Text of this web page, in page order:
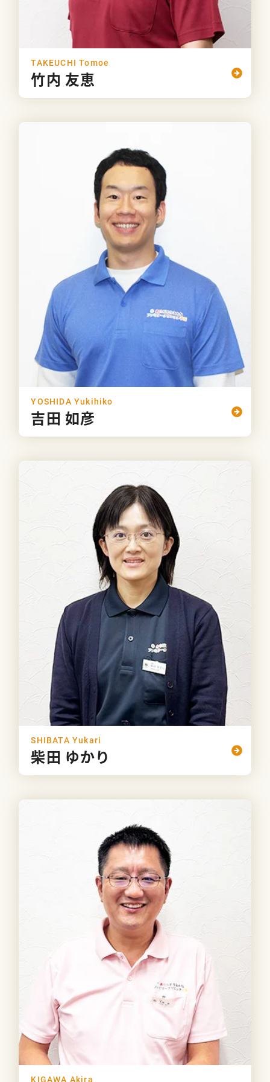
TAKEUCHI Tomoe
竹内 友恵
YOSHIDA Yukihiko
吉田 如彦
SHIBATA Yukari
柴田 ゆかり
KIGAWA Akira